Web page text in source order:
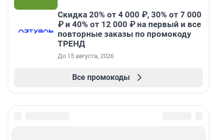
Скидка 20% от 4 000 ₽, 30% от 7 000
₽ и 40% от 12 000 ₽ на первый и все
повторные заказы по промокоду
ТРЕНД
До 15 августа, 2026
Все промокоды